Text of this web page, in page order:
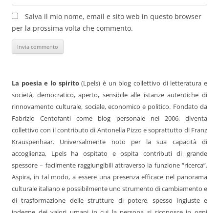
Salva il mio nome, email e sito web in questo browser
per la prossima volta che commento.
La poesia e lo spirito(Lpels) è un blog collettivo di letteratura e
società, democratico, aperto, sensibile alle istanze autentiche di
rinnovamento culturale, sociale, economico e politico. Fondato da
Fabrizio Centofanti come blog personale nel 2006, diventa
collettivo con il contributo di Antonella Pizzo e soprattutto di Franz
Krauspenhaar. Universalmente noto per la sua capacità di
accoglienza, Lpels ha ospitato e ospita contributi di grande
spessore – facilmente raggiungibili attraverso la funzione “ricerca”.
Aspira, in tal modo, a essere una presenza efficace nel panorama
culturale italiano e possibilmente uno strumento di cambiamento e
di trasformazione delle strutture di potere, spesso ingiuste e